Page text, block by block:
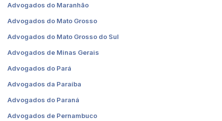
Advogados do Maranhão
Advogados do Mato Grosso
Advogados do Mato Grosso do Sul
Advogados de Minas Gerais
Advogados do Pará
Advogados da Paraíba
Advogados do Paraná
Advogados de Pernambuco